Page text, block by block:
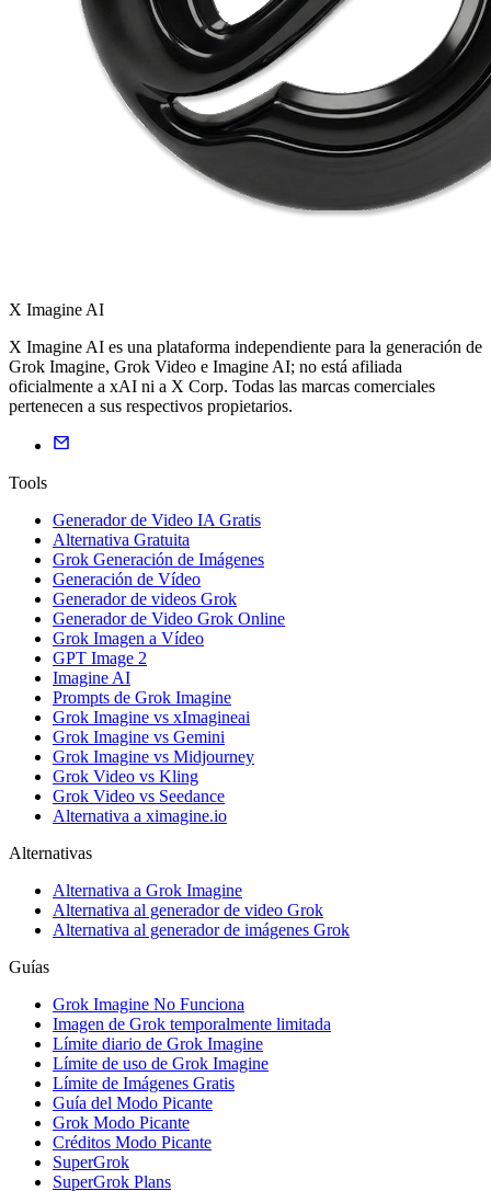
X Imagine AI
X Imagine AI es una plataforma independiente para la generación de
Grok Imagine, Grok Video e Imagine AI; no está afiliada
oficialmente a xAI ni a X Corp. Todas las marcas comerciales
pertenecen a sus respectivos propietarios.
Tools
Generador de Video IA Gratis
Alternativa Gratuita
Grok Generación de Imágenes
Generación de Vídeo
Generador de videos Grok
Generador de Video Grok Online
Grok Imagen a Vídeo
GPT Image 2
Imagine AI
Prompts de Grok Imagine
Grok Imagine vs xImagineai
Grok Imagine vs Gemini
Grok Imagine vs Midjourney
Grok Video vs Kling
Grok Video vs Seedance
Alternativa a ximagine.io
Alternativas
Alternativa a Grok Imagine
Alternativa al generador de video Grok
Alternativa al generador de imágenes Grok
Guías
Grok Imagine No Funciona
Imagen de Grok temporalmente limitada
Límite diario de Grok Imagine
Límite de uso de Grok Imagine
Límite de Imágenes Gratis
Guía del Modo Picante
Grok Modo Picante
Créditos Modo Picante
SuperGrok
SuperGrok Plans